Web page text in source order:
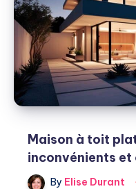
Maison à toit
inconvénients et
By Elise Durant